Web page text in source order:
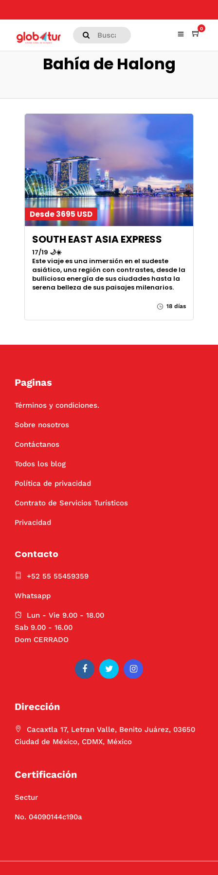
0
Bahía de Halong
Desde 3695 USD
SOUTH EAST ASIA EXPRESS
17/19 🌙☀️
Este viaje es una inmersión en el sudeste
asiático, una región con contrastes, desde la
bulliciosa energía de sus ciudades hasta la
serena belleza de sus paisajes milenarios.
18 días
Paginas
Términos y condiciones.
Sobre nosotros
Contáctanos
Todos los blog
Política de privacidad
Contrato de Servicios Turísticos
Privacidad
Contacto
+52 55 55459359
Whatsapp
Lun - Vie 9.00 - 18.00
Sab 9.00 - 16.00
Dom CERRADO
Dirección
Cacaxtla 17, Letran Valle, Benito Juárez, 03650
Ciudad de México, CDMX, México
Certificación
Sectur
No. 04090144c190a